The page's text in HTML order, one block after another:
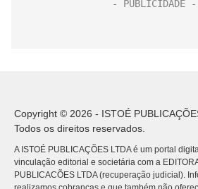
Copyright © 2026 - ISTOÉ
Todos os direitos reservados.
A ISTOÉ PUBLICAÇÕES LTDA é um portal
vinculação editorial e societária com a
PUBLICACÕES LTDA (recuperação judicial).